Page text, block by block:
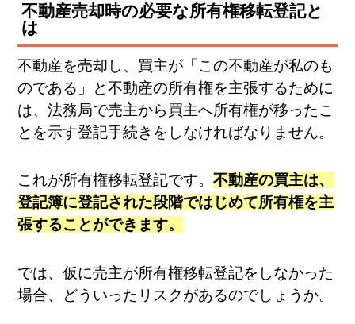
不動産売却時の必要な所有権移転登記と
は
不動産を売却し、買主が「この不動産が私のも
のである」と不動産の所有権を主張するために
は、法務局で売主から買主へ所有権が移ったこ
とを示す登記手続きをしなければなりません。
これが所有権移転登記です。不動産の買主は、
登記簿に登記された段階ではじめて所有権を主
張することができます。
では、仮に売主が所有権移転登記をしなかった
場合、どういったリスクがあるのでしょうか。